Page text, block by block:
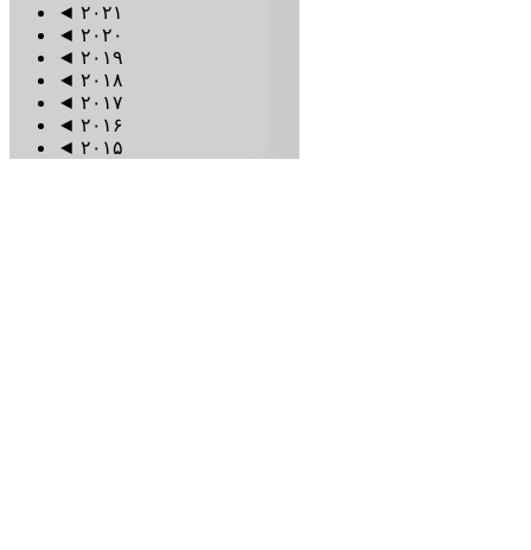
◄ ۲۰۲۱
◄ ۲۰۲۰
◄ ۲۰۱۹
◄ ۲۰۱۸
◄ ۲۰۱۷
◄ ۲۰۱۶
◄ ۲۰۱۵